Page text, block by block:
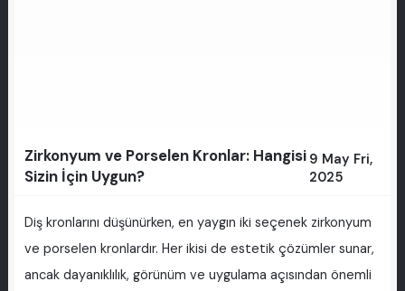
Zirkonyum ve Porselen Kronlar: Hangisi
Sizin İçin Uygun?
9 May Fri,
2025
Diş kronlarını düşünürken, en yaygın iki seçenek zirkonyum
ve porselen kronlardır. Her ikisi de estetik çözümler sunar,
ancak dayanıklılık, görünüm ve uygulama açısından önemli